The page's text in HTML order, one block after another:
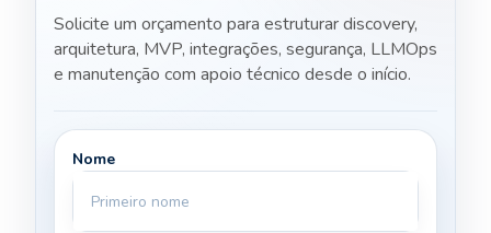
Solicite um orçamento para estruturar discovery,
arquitetura, MVP, integrações, segurança, LLMOps
e manutenção com apoio técnico desde o início.
Nome